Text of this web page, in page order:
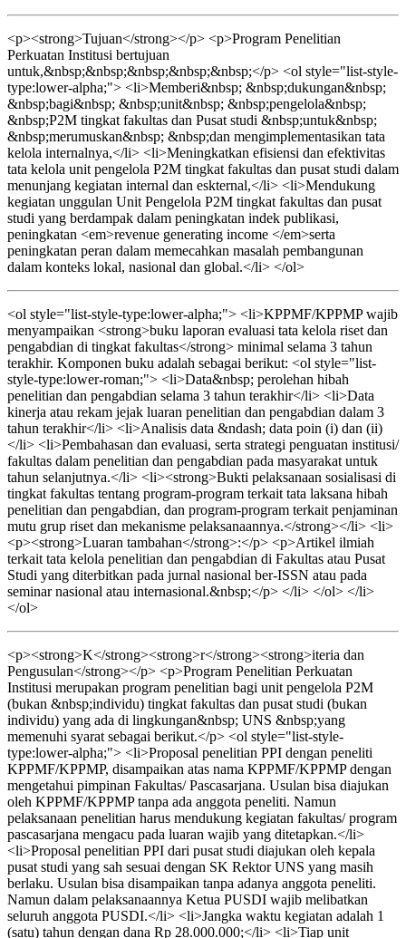
<p><strong>Tujuan</strong></p> <p>Program Penelitian
Perkuatan Institusi bertujuan
untuk,&nbsp;&nbsp;&nbsp;&nbsp;&nbsp;</p> <ol style="list-style-
type:lower-alpha;"> <li>Memberi&nbsp; &nbsp;dukungan&nbsp;
&nbsp;bagi&nbsp; &nbsp;unit&nbsp; &nbsp;pengelola&nbsp;
&nbsp;P2M tingkat fakultas dan Pusat studi &nbsp;untuk&nbsp;
&nbsp;merumuskan&nbsp; &nbsp;dan mengimplementasikan tata
kelola internalnya,</li> <li>Meningkatkan efisiensi dan efektivitas
tata kelola unit pengelola P2M tingkat fakultas dan pusat studi dalam
menunjang kegiatan internal dan eskternal,</li> <li>Mendukung
kegiatan unggulan Unit Pengelola P2M tingkat fakultas dan pusat
studi yang berdampak dalam peningkatan indek publikasi,
peningkatan <em>revenue generating income </em>serta
peningkatan peran dalam memecahkan masalah pembangunan
dalam konteks lokal, nasional dan global.</li> </ol>
<ol style="list-style-type:lower-alpha;"> <li>KPPMF/KPPMP wajib
menyampaikan <strong>buku laporan evaluasi tata kelola riset dan
pengabdian di tingkat fakultas</strong> minimal selama 3 tahun
terakhir. Komponen buku adalah sebagai berikut: <ol style="list-
style-type:lower-roman;"> <li>Data&nbsp; perolehan hibah
penelitian dan pengabdian selama 3 tahun terakhir</li> <li>Data
kinerja atau rekam jejak luaran penelitian dan pengabdian dalam 3
tahun terakhir</li> <li>Analisis data &ndash; data poin (i) dan (ii)
</li> <li>Pembahasan dan evaluasi, serta strategi penguatan institusi/
fakultas dalam penelitian dan pengabdian pada masyarakat untuk
tahun selanjutnya.</li> <li><strong>Bukti pelaksanaan sosialisasi di
tingkat fakultas tentang program-program terkait tata laksana hibah
penelitian dan pengabdian, dan program-program terkait penjaminan
mutu grup riset dan mekanisme pelaksanaannya.</strong></li> <li>
<p><strong>Luaran tambahan</strong>:</p> <p>Artikel ilmiah
terkait tata kelola penelitian dan pengabdian di Fakultas atau Pusat
Studi yang diterbitkan pada jurnal nasional ber-ISSN atau pada
seminar nasional atau internasional.&nbsp;</p> </li> </ol> </li>
</ol>
<p><strong>K</strong><strong>r</strong><strong>iteria dan
Pengusulan</strong></p> <p>Program Penelitian Perkuatan
Institusi merupakan program penelitian bagi unit pengelola P2M
(bukan &nbsp;individu) tingkat fakultas dan pusat studi (bukan
individu) yang ada di lingkungan&nbsp; UNS &nbsp;yang
memenuhi syarat sebagai berikut.</p> <ol style="list-style-
type:lower-alpha;"> <li>Proposal penelitian PPI dengan peneliti
KPPMF/KPPMP, disampaikan atas nama KPPMF/KPPMP dengan
mengetahui pimpinan Fakultas/ Pascasarjana. Usulan bisa diajukan
oleh KPPMF/KPPMP tanpa ada anggota peneliti. Namun
pelaksanaan penelitian harus mendukung kegiatan fakultas/ program
pascasarjana mengacu pada luaran wajib yang ditetapkan.</li>
<li>Proposal penelitian PPI dari pusat studi diajukan oleh kepala
pusat studi yang sah sesuai dengan SK Rektor UNS yang masih
berlaku. Usulan bisa disampaikan tanpa adanya anggota peneliti.
Namun dalam pelaksanaannya Ketua PUSDI wajib melibatkan
seluruh anggota PUSDI.</li> <li>Jangka waktu kegiatan adalah 1
(satu) tahun dengan dana Rp 28.000.000;</li> <li>Tiap unit